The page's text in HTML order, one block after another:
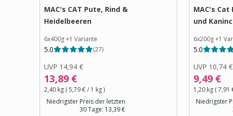
MAC's CAT Pute, Rind &
Heidelbeeren
6x400g+1 Variante
5.0 (27)
UVP 14,94 €
13,89 €
2,40 kg (5,79 €/ 1 kg)
Niedrigster Preis der letzten
30 Tage: 13,39 €
MAC's
und
6x200g+1
5.0
UVP 10,74 €
9,49 €
1,20 kg (7,91
Niedrigster